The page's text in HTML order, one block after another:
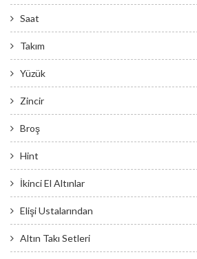
Saat
Takım
Yüzük
Zincir
Broş
Hint
İkinci El Altınlar
Elişi Ustalarından
Altın Takı Setleri